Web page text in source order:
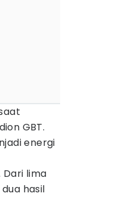
GBT.
energi
Dari lima
hasil